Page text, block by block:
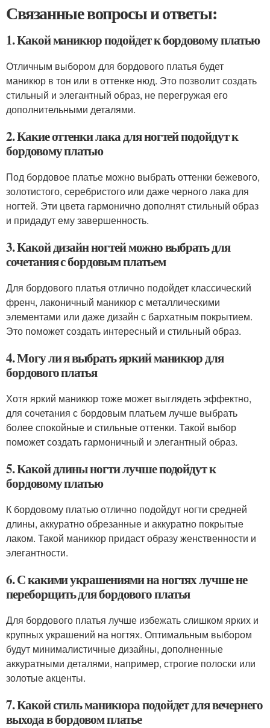
Связанные вопросы и ответы:
1. Какой маникюр подойдет к бордовому платью
Отличным выбором для бордового платья будет
маникюр в тон или в оттенке нюд. Это позволит создать
стильный и элегантный образ, не перегружая его
дополнительными деталями.
2. Какие оттенки лака для ногтей подойдут к
бордовому платью
Под бордовое платье можно выбрать оттенки бежевого,
золотистого, серебристого или даже черного лака для
ногтей. Эти цвета гармонично дополнят стильный образ
и придадут ему завершенность.
3. Какой дизайн ногтей можно выбрать для
сочетания с бордовым платьем
Для бордового платья отлично подойдет классический
френч, лаконичный маникюр с металлическими
элементами или даже дизайн с бархатным покрытием.
Это поможет создать интересный и стильный образ.
4. Могу ли я выбрать яркий маникюр для
бордового платья
Хотя яркий маникюр тоже может выглядеть эффектно,
для сочетания с бордовым платьем лучше выбрать
более спокойные и стильные оттенки. Такой выбор
поможет создать гармоничный и элегантный образ.
5. Какой длины ногти лучше подойдут к
бордовому платью
К бордовому платью отлично подойдут ногти средней
длины, аккуратно обрезанные и аккуратно покрытые
лаком. Такой маникюр придаст образу женственности и
элегантности.
6. С какими украшениями на ногтях лучше не
переборщить для бордового платья
Для бордового платья лучше избежать слишком ярких и
крупных украшений на ногтях. Оптимальным выбором
будут минималистичные дизайны, дополненные
аккуратными деталями, например, строгие полоски или
золотые акценты.
7. Какой стиль маникюра подойдет для вечернего
выхода в бордовом платье